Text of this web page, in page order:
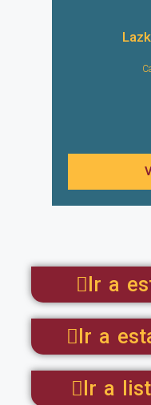
Ir a
Ir a
Ir a